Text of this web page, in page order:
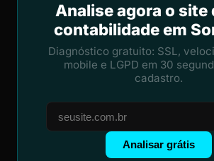
Analise agora o site
contabilidade em
Diagnóstico gratuito: SSL,
mobile e LGPD em 30
cadastro.
Analisar grátis